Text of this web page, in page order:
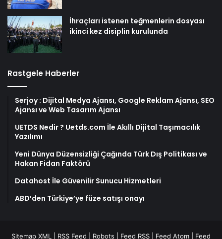
İhraçları istenen teğmenlerin dosyası
ikinci kez disiplin kurulunda
Rastgele Haberler
Serjoy : Dijital Medya Ajansı, Google Reklam Ajansı, SEO
Ajansı ve Web Tasarım Ajansı
UETDS Nedir ? Uetds.com İle Akıllı Dijital Taşımacılık
Yazılımı
Yeni Dünya Düzensizliği Çağında Türk Dış Politikası ve
Hakan Fidan Faktörü
Datahost İle Güvenilir Sunucu Hizmetleri
ABD’den Türkiye’ye füze satışı onayı
Sitemap XML RSS Feed Robots Feed RSS Feed Atom Feed